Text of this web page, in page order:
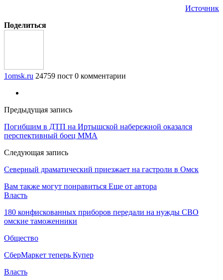
Источник
Поделиться
1omsk.ru 24759 пост 0 комментарии
Предыдущая запись
Погибшим в ДТП на Иртышской набережной оказался
перспективный боец ММА
Следующая запись
Северный драматический приезжает на гастроли в Омск
Вам также могут понравиться Еще от автора
Власть
180 конфискованных приборов передали на нужды СВО
омские таможенники
Общество
СберМаркет теперь Купер
Власть